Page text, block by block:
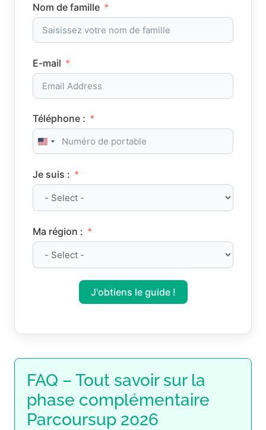
Nom de famille
E-mail
Téléphone :
United States +1
Je suis :
Ma région :
J'obtiens le guide !
FAQ – Tout savoir sur la
phase complémentaire
Parcoursup 2026